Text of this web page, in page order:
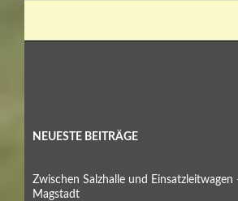
NEUESTE BEITRÄGE
Zwischen Salzhalle und Einsatzleitwagen
Magstadt